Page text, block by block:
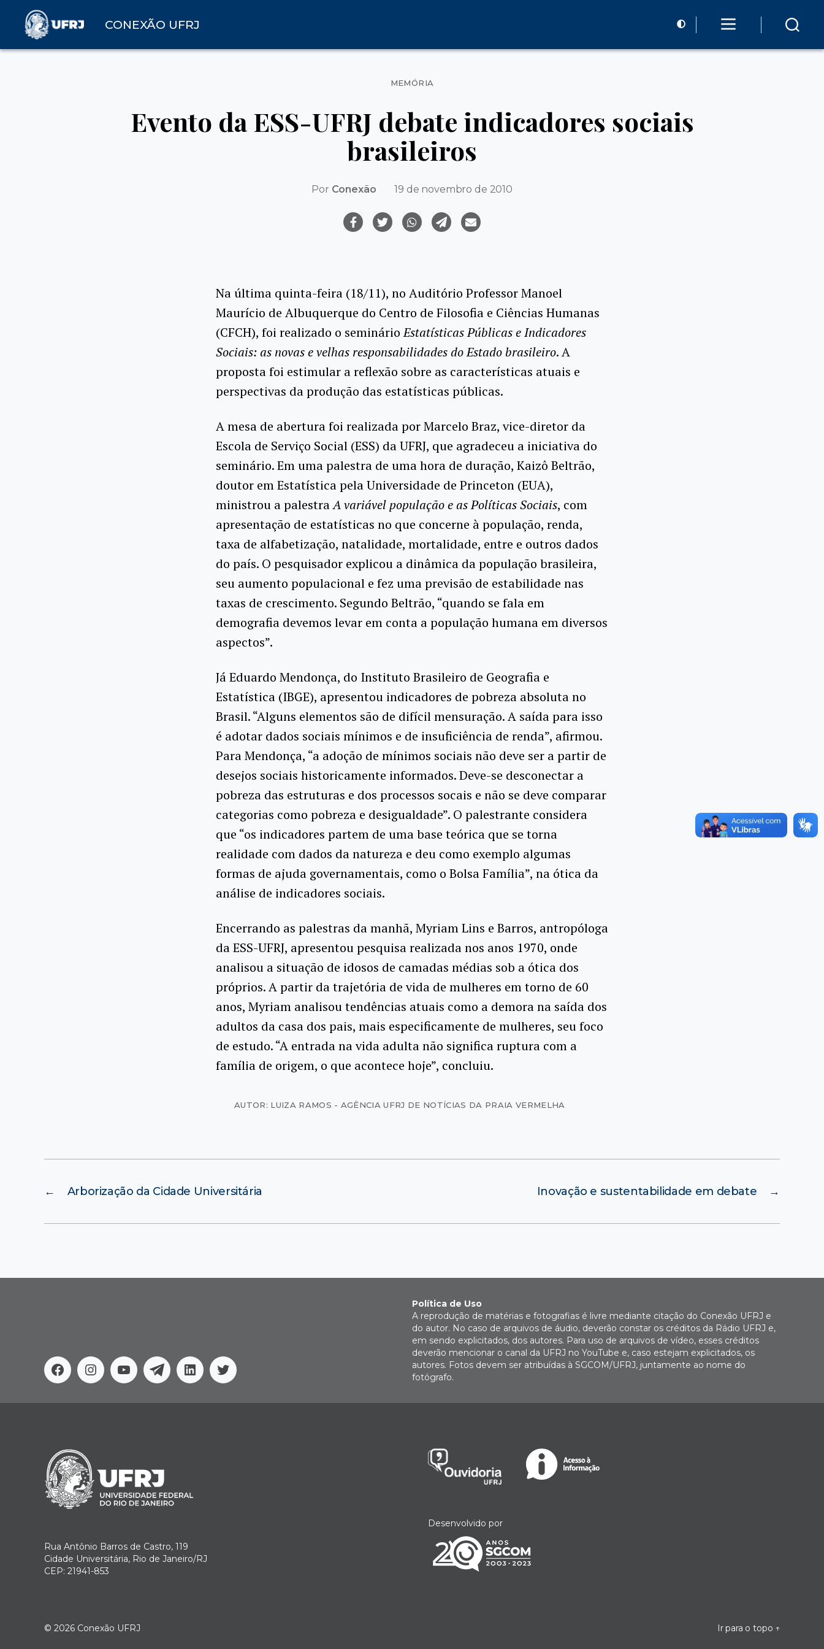
CONEXÃO UFRJ
Categorias
MEMÓRIA
Evento da ESS-UFRJ debate indicadores sociais
brasileiros
Por Conexão 19 de novembro de 2010
Na última quinta-feira (18/11), no Auditório Professor Manoel
Maurício de Albuquerque do Centro de Filosofia e Ciências Humanas
(CFCH), foi realizado o seminárioEstatísticas Públicas e Indicadores
Sociais: as novas e velhas responsabilidades do Estado brasileiro. A
proposta foi estimular a reflexão sobre as características atuais e
perspectivas da produção das estatísticas públicas.
A mesa de abertura foi realizada por Marcelo Braz, vice-diretor da
Escola de Serviço Social (ESS) da UFRJ, que agradeceu a iniciativa do
seminário. Em uma palestra de uma hora de duração, Kaizô Beltrão,
doutor em Estatística pela Universidade de Princeton (EUA),
ministrou a palestraA variável população e as Políticas Sociais, com
apresentação de estatísticas no que concerne à população, renda,
taxa de alfabetização, natalidade, mortalidade, entre e outros dados
do país. O pesquisador explicou a dinâmica da população brasileira,
seu aumento populacional e fez uma previsão de estabilidade nas
taxas de crescimento. Segundo Beltrão, “quando se fala em
demografia devemos levar em conta a população humana em diversos
aspectos”.
Já Eduardo Mendonça, do Instituto Brasileiro de Geografia e
Estatística (IBGE), apresentou indicadores de pobreza absoluta no
Brasil. “Alguns elementos são de difícil mensuração. A saída para isso
é adotar dados sociais mínimos e de insuficiência de renda”, afirmou.
Para Mendonça, “a adoção de mínimos sociais não deve ser a partir de
desejos sociais historicamente informados. Deve-se desconectar a
pobreza das estruturas e dos processos socais e não se deve comparar
categorias como pobreza e desigualdade”. O palestrante considera
que “os indicadores partem de uma base teórica que se torna
realidade com dados da natureza e deu como exemplo algumas
formas de ajuda governamentais, como o Bolsa Família”, na ótica da
análise de indicadores sociais.
Encerrando as palestras da manhã, Myriam Lins e Barros, antropóloga
da ESS-UFRJ, apresentou pesquisa realizada nos anos 1970, onde
analisou a situação de idosos de camadas médias sob a ótica dos
próprios. A partir da trajetória de vida de mulheres em torno de 60
anos, Myriam analisou tendências atuais como a demora na saída dos
adultos da casa dos pais, mais especificamente de mulheres, seu foco
de estudo. “A entrada na vida adulta não significa ruptura com a
família de origem, o que acontece hoje”, concluiu.
AUTOR: LUIZA RAMOS - AGÊNCIA UFRJ DE NOTÍCIAS DA PRAIA VERMELHA
← Arborização da Cidade Universitária →
Inovação e sustentabilidade em debate
FacebookInstagram
YoutubeTelegramLinkedinTwitter
Política de Uso
A reprodução de matérias e fotografias é livre mediante citação do Conexão UFRJ e
do autor. No caso de arquivos de áudio, deverão constar os créditos da Rádio UFRJ e,
em sendo explicitados, dos autores. Para uso de arquivos de vídeo, esses créditos
deverão mencionar o canal da UFRJ no YouTube e, caso estejam explicitados, os
autores. Fotos devem ser atribuídas à SGCOM/UFRJ, juntamente ao nome do
fotógrafo.
Rua Antônio Barros de Castro, 119
Cidade Universitária, Rio de Janeiro/RJ
CEP: 21941-853
Desenvolvido por
© 2026 Conexão UFRJ Ir para o topo ↑